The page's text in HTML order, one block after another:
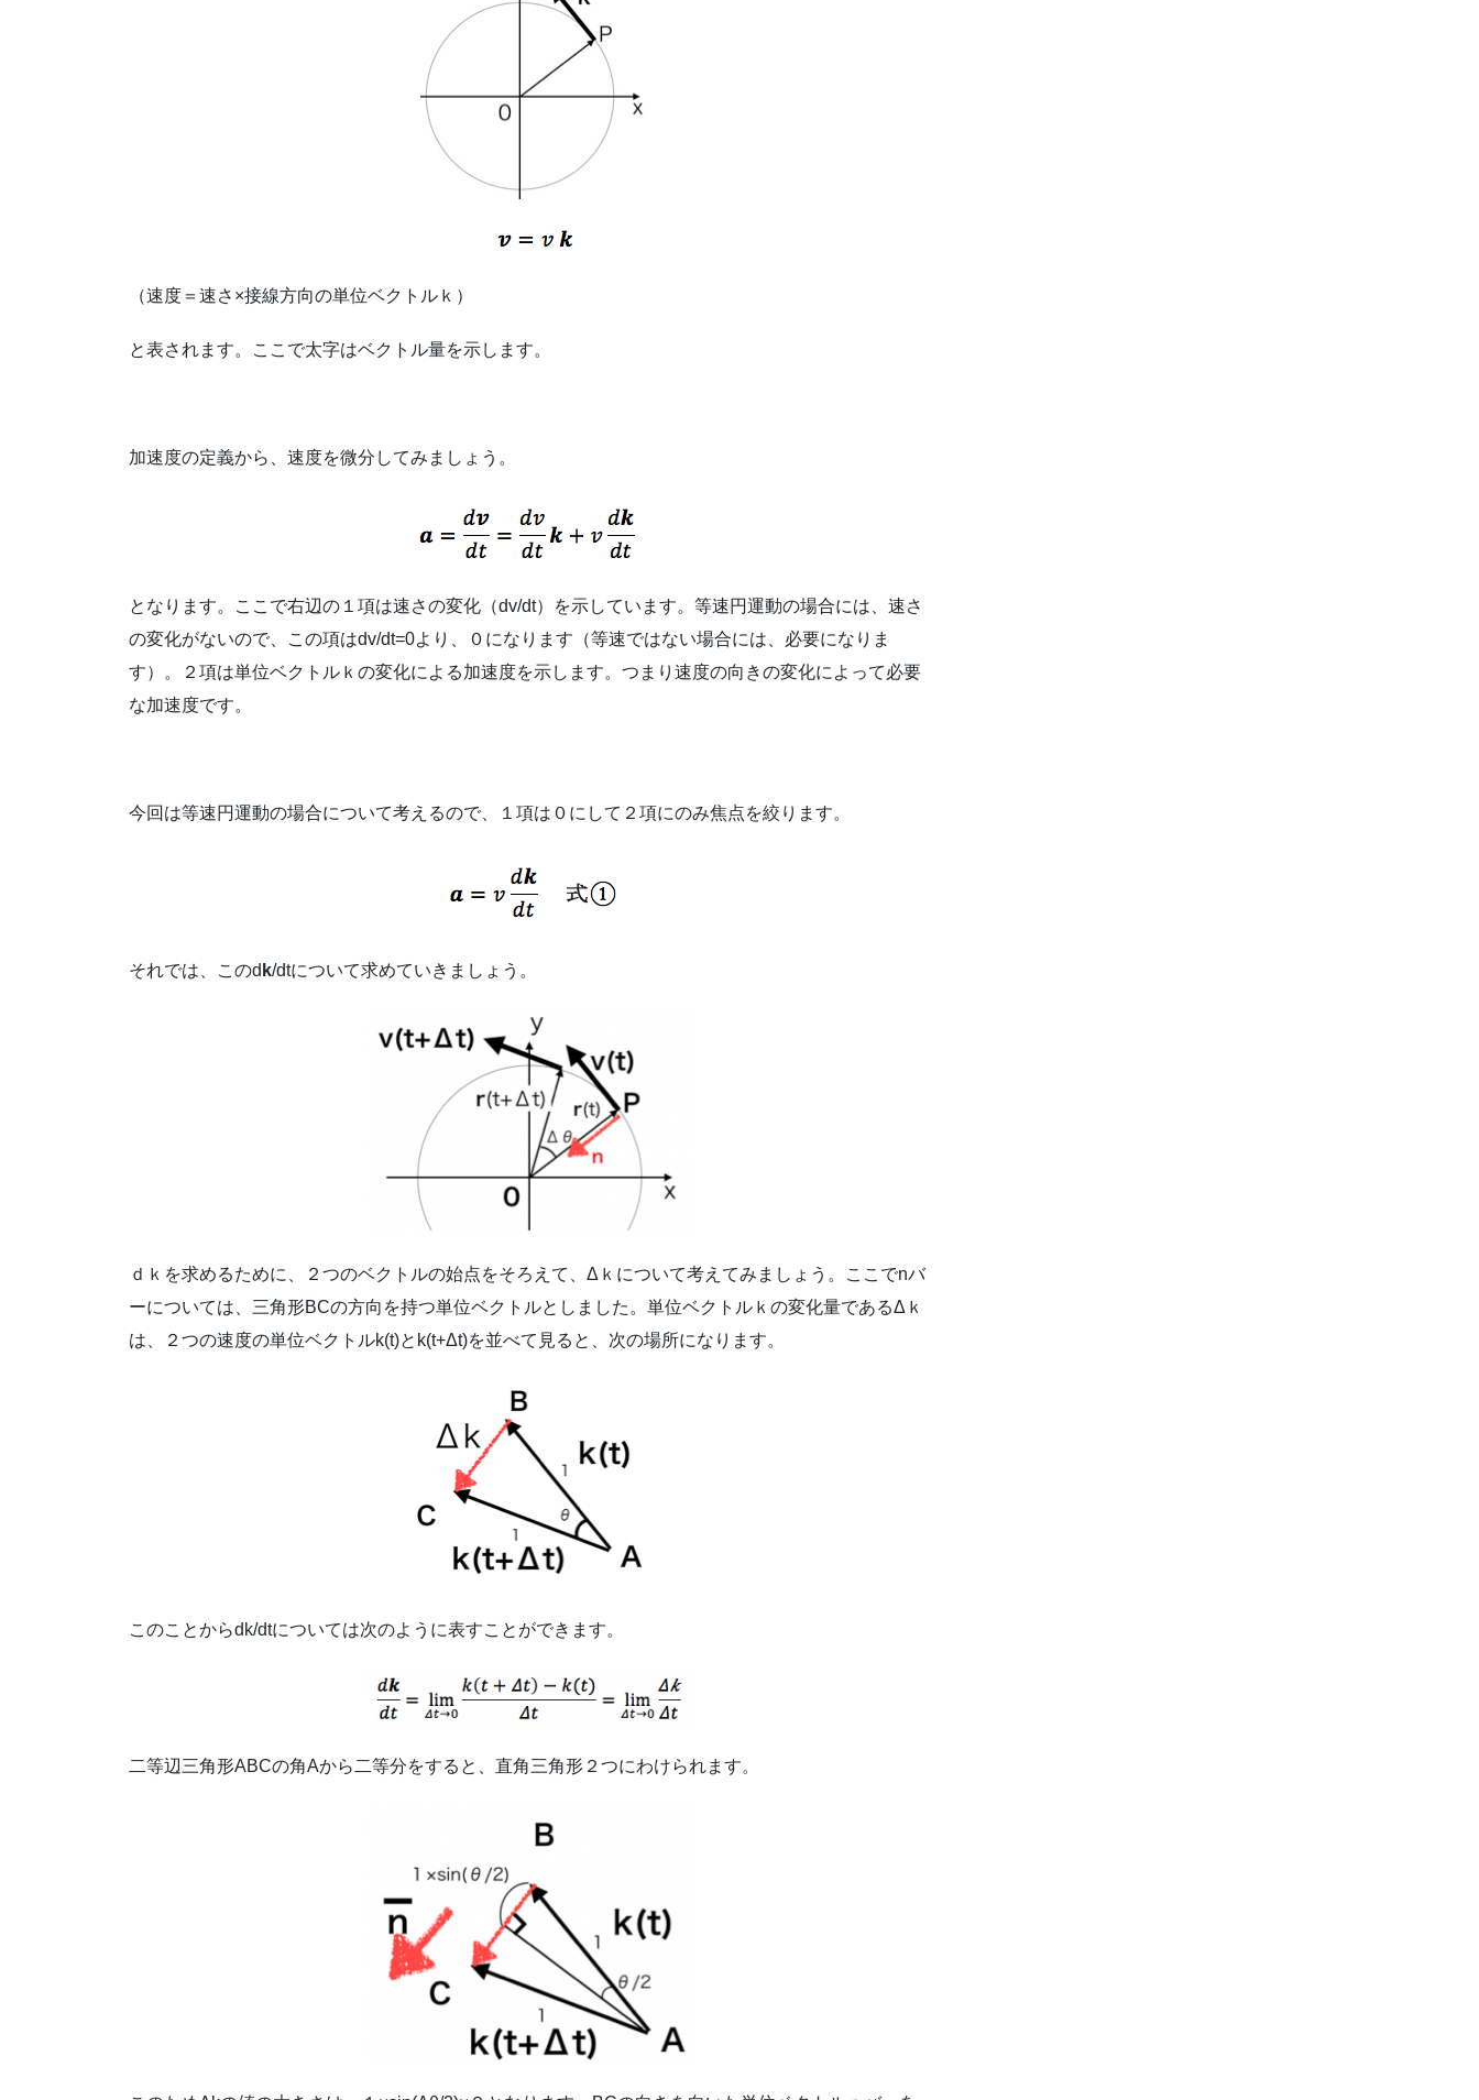
（速度＝速さ×接線方向の単位ベクトルｋ）
と表されます。ここで太字はベクトル量を示します。
加速度の定義から、速度を微分してみましょう。
となります。ここで右辺の１項は速さの変化（dv/dt）を示しています。等速円運動の場合には、速さ
の変化がないので、この項はdv/dt=0より、０になります（等速ではない場合には、必要になりま
す）。２項は単位ベクトルｋの変化による加速度を示します。つまり速度の向きの変化によって必要
な加速度です。
今回は等速円運動の場合について考えるので、１項は０にして２項にのみ焦点を絞ります。
それでは、このd k/dtについて求めていきましょう。
ｄｋを求めるために、２つのベクトルの始点をそろえて、Δｋについて考えてみましょう。ここでnバ
ーについては、三角形BCの方向を持つ単位ベクトルとしました。単位ベクトルｋの変化量であるΔｋ
は、２つの速度の単位ベクトルk(t)とk(t+Δt)を並べて見ると、次の場所になります。
このことからdk/dtについては次のように表すことができます。
二等辺三角形ABCの角Aから二等分をすると、直角三角形２つにわけられます。